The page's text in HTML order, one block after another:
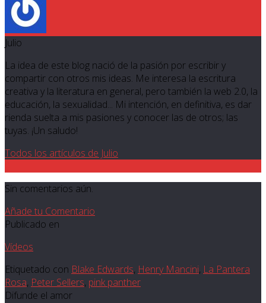
Julio
La idea de este blog nació de la pasión por escribir y
compartir con otros mis ideas. Me interesa la escritura
creativa y la literatura en general, pero también la web 2.0, la
educación, la sexualidad... Mi intención, en definitiva, es dar
rienda suelta a mis pasiones y conocer las de otros; las
tuyas. ¡Un saludo!
Todos los artículos de Julio
Sin comentarios aún.
Añade tu Comentario
Publicado en
Vídeos
Etiquetado con Blake Edwards, Henry Mancini, La Pantera
Rosa, Peter Sellers, pink panther
Difunde el amor